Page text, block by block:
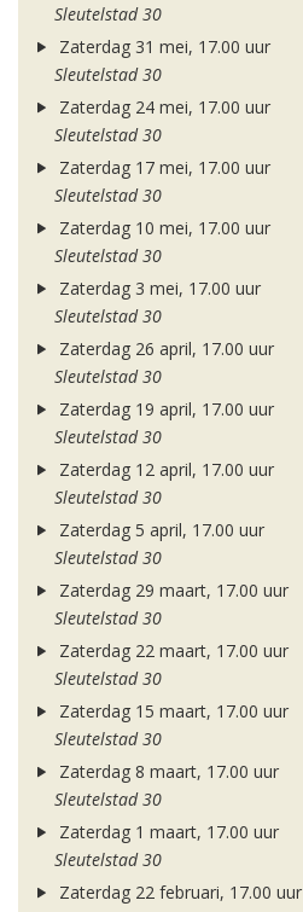
Sleutelstad 30
Zaterdag 31 mei, 17.00 uur
Sleutelstad 30
Zaterdag 24 mei, 17.00 uur
Sleutelstad 30
Zaterdag 17 mei, 17.00 uur
Sleutelstad 30
Zaterdag 10 mei, 17.00 uur
Sleutelstad 30
Zaterdag 3 mei, 17.00 uur
Sleutelstad 30
Zaterdag 26 april, 17.00 uur
Sleutelstad 30
Zaterdag 19 april, 17.00 uur
Sleutelstad 30
Zaterdag 12 april, 17.00 uur
Sleutelstad 30
Zaterdag 5 april, 17.00 uur
Sleutelstad 30
Zaterdag 29 maart, 17.00 uur
Sleutelstad 30
Zaterdag 22 maart, 17.00 uur
Sleutelstad 30
Zaterdag 15 maart, 17.00 uur
Sleutelstad 30
Zaterdag 8 maart, 17.00 uur
Sleutelstad 30
Zaterdag 1 maart, 17.00 uur
Sleutelstad 30
Zaterdag 22 februari, 17.00 uur